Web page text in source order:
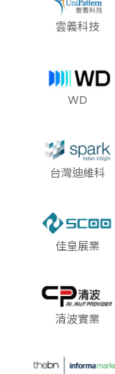
雲義科技
WD
台灣迪維科
佳皇展業
清波實業